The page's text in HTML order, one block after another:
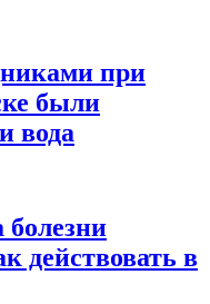
при
были
вода
болезни
действовать в